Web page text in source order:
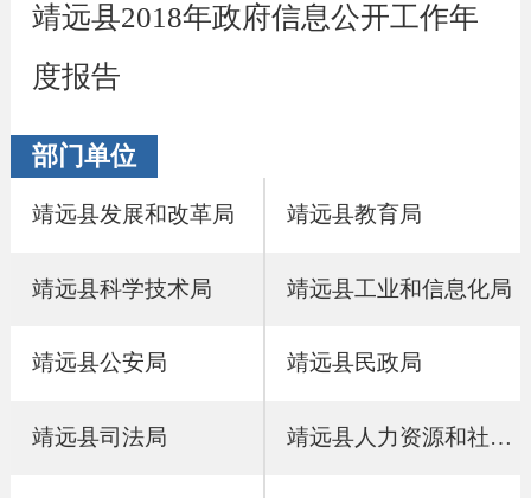
靖远县2018年政府信息公开工作年
度报告
部门单位
靖远县发展和改革局 靖远县教育局
靖远县科学技术局 靖远县工业和信息化局
靖远县公安局 靖远县民政局
靖远县司法局 靖远县人力资源和社会保障局